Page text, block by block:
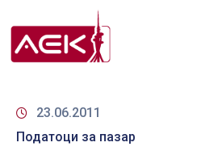
ЗА
23.06.2011
Податоци за пазар